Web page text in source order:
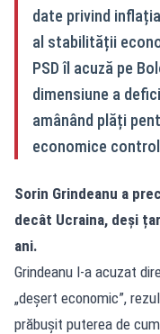
date privind
al stabilității
PSD îl acuză pe
dimensiune a
amânând plăți
economice
Sorin Grindeanu a
decât Ucraina, deși
ani.
Grindeanu l-a acuzat
„deșert economic”,
prăbușit puterea de